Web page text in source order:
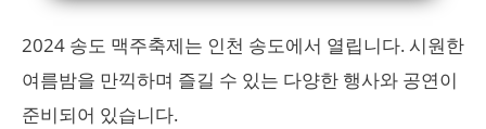
2024 송도 맥주축제는 인천 송도에서 열립니다. 시원한
여름밤을 만끽하며 즐길 수 있는 다양한 행사와 공연이
준비되어 있습니다.